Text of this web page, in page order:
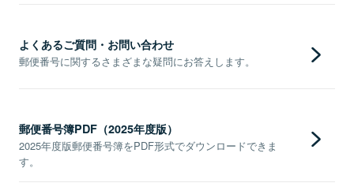
よくあるご質問・お問い合わせ
郵便番号に関するさまざまな疑問にお答えします。
郵便番号簿PDF（2025年度版）
2025年度版郵便番号簿をPDF形式でダウンロードできま
す。